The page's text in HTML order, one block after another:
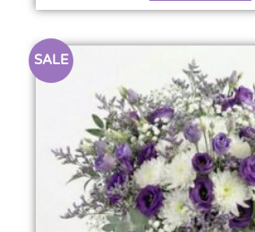
SALE